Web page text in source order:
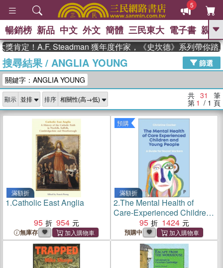
5
GO
熱搜： 東野圭吾 高希均教授回憶錄
、 The Odyssey 、 父親節 、 如果歷
獎 臺灣漫遊錄 、 方念華 、 台灣的李
登輝時代
數學女孩：黎曼猜想 、
偉大的迷走神經
暢銷榜 新品 中文 外文 簡體 三民東大 電子書 親子
！A.F. Steadman 獲年度作家，《史坎德》系列帶你踏上熱
搜尋結果/ ANGLIA YOUNG
篩選
關鍵字：ANGLIA YOUNG
顯示 排序 共 31 筆
第 1 / 1 頁
滿額折
1.Catholic East Anglia
95
954
無庫存
預購
滿額折
2.The Mental Health of
Care-Experienced Children
and Young People：A
Guide for Social Workers
95 1424
預購中